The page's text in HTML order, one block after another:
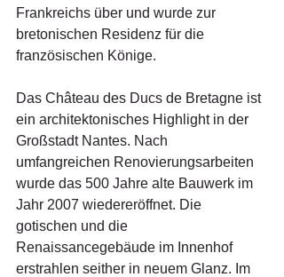
Frankreichs über und wurde zur
bretonischen Residenz für die
französischen Könige.
Das Château des Ducs de Bretagne ist
ein architektonisches Highlight in der
Großstadt Nantes. Nach
umfangreichen Renovierungsarbeiten
wurde das 500 Jahre alte Bauwerk im
Jahr 2007 wiedereröffnet. Die
gotischen und die
Renaissancegebäude im Innenhof
erstrahlen seither in neuem Glanz. Im